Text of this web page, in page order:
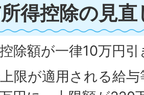
得控除の見直
控除額が一律10万円
上限が適用される給